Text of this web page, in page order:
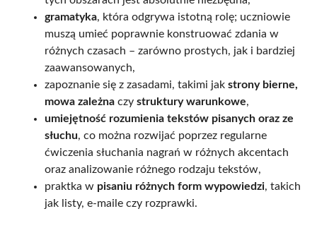
gramatyka, która odgrywa istotną rolę; uczniowie
muszą umieć poprawnie konstruować zdania w
różnych czasach – zarówno prostych, jak i bardziej
zaawansowanych,
zapoznanie się z zasadami, takimi jak strony bierne,
mowa zależna czy struktury warunkowe,
umiejętność rozumienia tekstów pisanych oraz ze
słuchu, co można rozwijać poprzez regularne
ćwiczenia słuchania nagrań w różnych akcentach
oraz analizowanie różnego rodzaju tekstów,
praktka w pisaniu różnych form wypowiedzi, takich
jak listy, e-maile czy rozprawki.